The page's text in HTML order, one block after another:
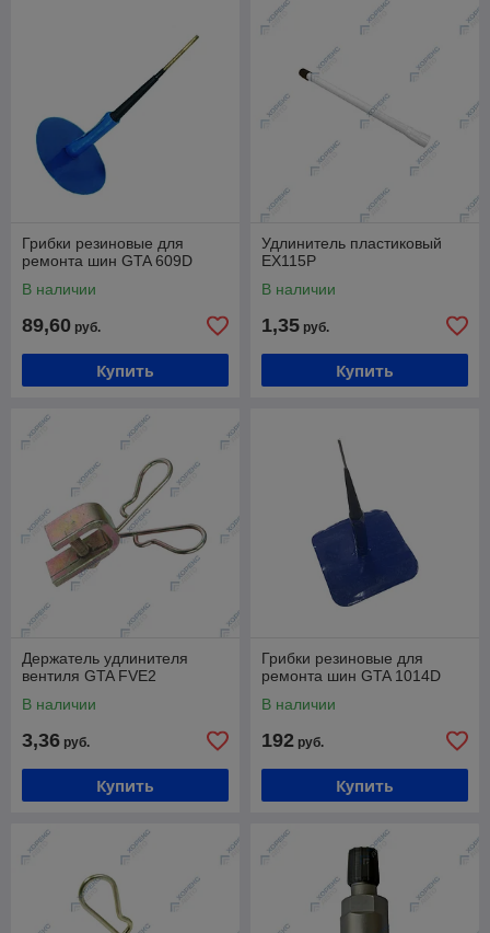
Грибки резиновые для
ремонта шин GTA 609D
В наличии
89,60 руб.
Купить
Удлинитель пластиковый
EX115P
В наличии
1,35 руб.
Купить
Держатель удлинителя
вентиля GTA FVE2
В наличии
3,36 руб.
Купить
Грибки резиновые для
ремонта шин GTA 1014D
В наличии
192 руб.
Купить